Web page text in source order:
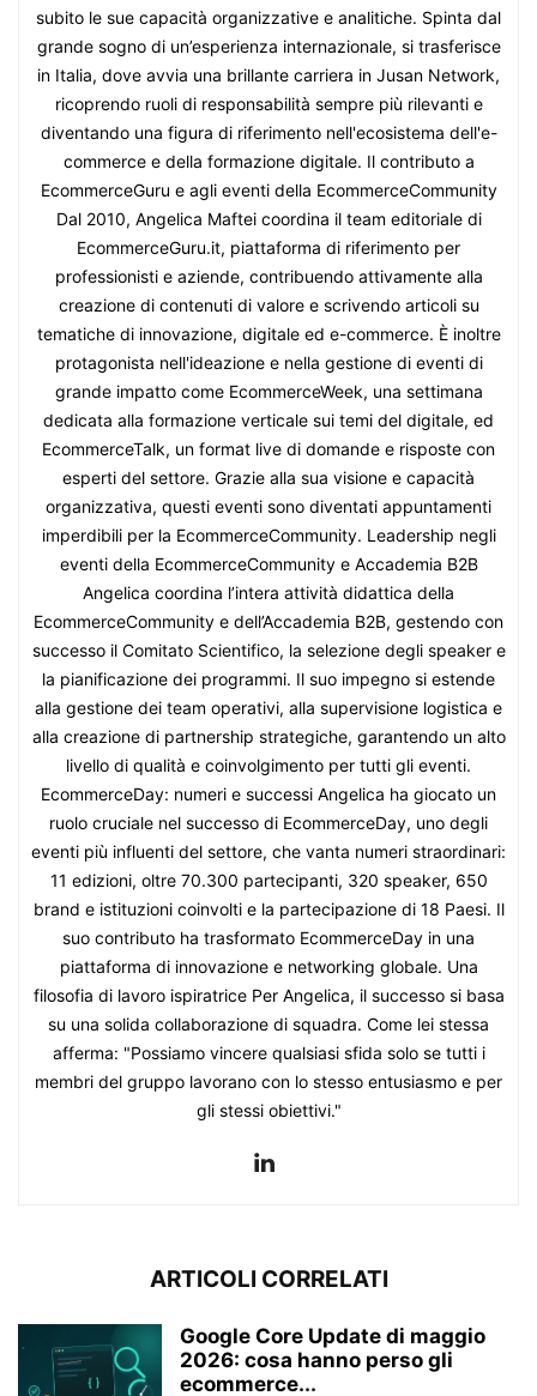
subito le sue capacità organizzative e analitiche. Spinta dal
grande sogno di un’esperienza internazionale, si trasferisce
in Italia, dove avvia una brillante carriera in Jusan Network,
ricoprendo ruoli di responsabilità sempre più rilevanti e
diventando una figura di riferimento nell'ecosistema dell'e-
commerce e della formazione digitale. Il contributo a
EcommerceGuru e agli eventi della EcommerceCommunity
Dal 2010, Angelica Maftei coordina il team editoriale di
EcommerceGuru.it, piattaforma di riferimento per
professionisti e aziende, contribuendo attivamente alla
creazione di contenuti di valore e scrivendo articoli su
tematiche di innovazione, digitale ed e-commerce. È inoltre
protagonista nell'ideazione e nella gestione di eventi di
grande impatto come EcommerceWeek, una settimana
dedicata alla formazione verticale sui temi del digitale, ed
EcommerceTalk, un format live di domande e risposte con
esperti del settore. Grazie alla sua visione e capacità
organizzativa, questi eventi sono diventati appuntamenti
imperdibili per la EcommerceCommunity. Leadership negli
eventi della EcommerceCommunity e Accademia B2B
Angelica coordina l’intera attività didattica della
EcommerceCommunity e dell’Accademia B2B, gestendo con
successo il Comitato Scientifico, la selezione degli speaker e
la pianificazione dei programmi. Il suo impegno si estende
alla gestione dei team operativi, alla supervisione logistica e
alla creazione di partnership strategiche, garantendo un alto
livello di qualità e coinvolgimento per tutti gli eventi.
EcommerceDay: numeri e successi Angelica ha giocato un
ruolo cruciale nel successo di EcommerceDay, uno degli
eventi più influenti del settore, che vanta numeri straordinari:
11 edizioni, oltre 70.300 partecipanti, 320 speaker, 650
brand e istituzioni coinvolti e la partecipazione di 18 Paesi. Il
suo contributo ha trasformato EcommerceDay in una
piattaforma di innovazione e networking globale. Una
filosofia di lavoro ispiratrice Per Angelica, il successo si basa
su una solida collaborazione di squadra. Come lei stessa
afferma: "Possiamo vincere qualsiasi sfida solo se tutti i
membri del gruppo lavorano con lo stesso entusiasmo e per
gli stessi obiettivi."
ARTICOLI CORRELATI
Google Core Update di maggio
2026: cosa hanno perso gli
ecommerce...